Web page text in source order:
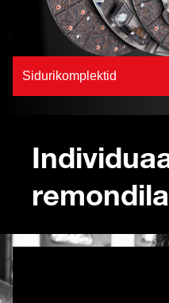
Sidurikomplektid